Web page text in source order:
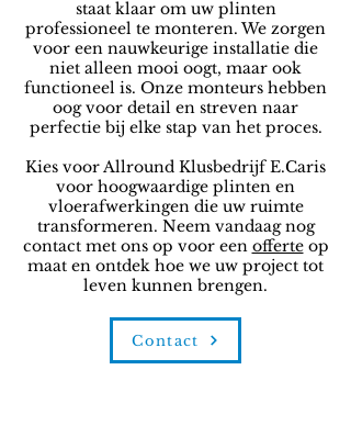
staat klaar om uw plinten
professioneel te monteren. We zorgen
voor een nauwkeurige installatie die
niet alleen mooi oogt, maar ook
functioneel is. Onze monteurs hebben
oog voor detail en streven naar
perfectie bij elke stap van het proces.
Kies voor Allround Klusbedrijf E.Caris
voor hoogwaardige plinten en
vloerafwerkingen die uw ruimte
transformeren. Neem vandaag nog
contact met ons op voor een offerte op
maat en ontdek hoe we uw project tot
leven kunnen brengen.
Contact